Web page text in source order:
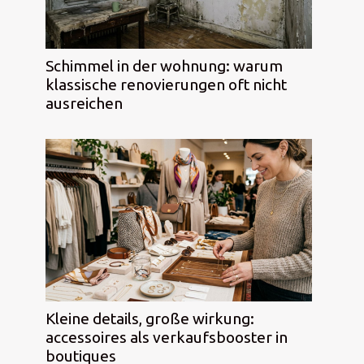
Schimmel in der wohnung: warum
klassische renovierungen oft nicht
ausreichen
Kleine details, große wirkung:
accessoires als verkaufsbooster in
boutiques